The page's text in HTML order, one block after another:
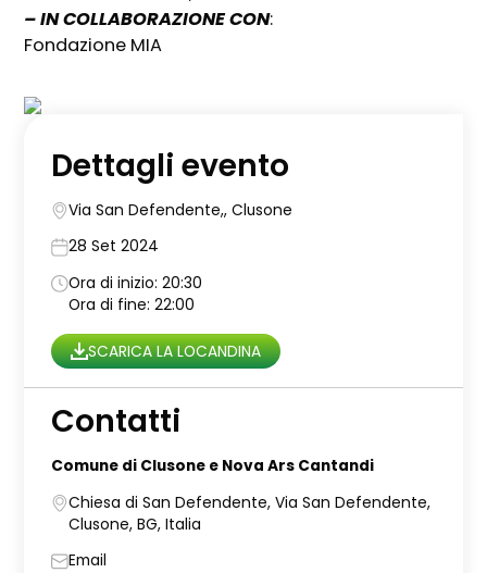
– IN COLLABORAZIONE CON:
Fondazione MIA
Dettagli evento
Via San Defendente,, Clusone
28 Set 2024
Ora di inizio: 20:30
Ora di fine: 22:00
SCARICA LA LOCANDINA
Contatti
Comune di Clusone e Nova Ars Cantandi
Chiesa di San Defendente, Via San Defendente,
Clusone, BG, Italia
Email